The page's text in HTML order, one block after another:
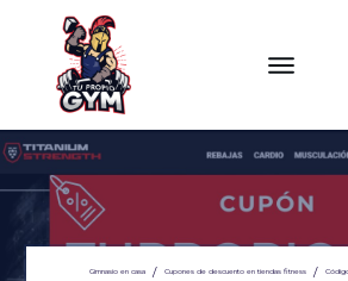
Gimnasio en casa / Cupones de descuento en tiendas fitness /